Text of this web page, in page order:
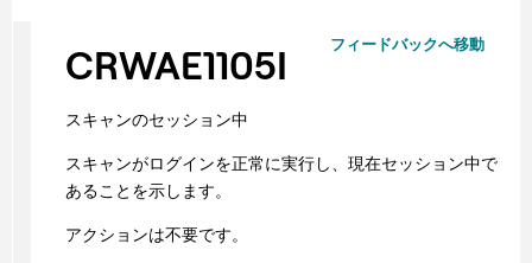
フィードバックへ移動
CRWAE1105I
スキャンのセッション中
スキャンがログインを正常に実行し、現在セッション中で
あることを示します。
アクションは不要です。